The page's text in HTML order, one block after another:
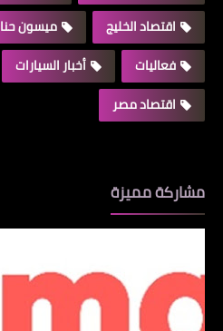
اقتصاد الخليج
ميسون حنا
فعاليات
أخبار السيارات
اقتصاد مصر
مشاركة مميزة